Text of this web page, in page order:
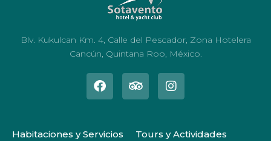
Blv. Kukulcan Km. 4, Calle del Pescador, Zona Hotelera
Cancún, Quintana Roo, México.
Habitaciones y Servicios Tours y Actividades